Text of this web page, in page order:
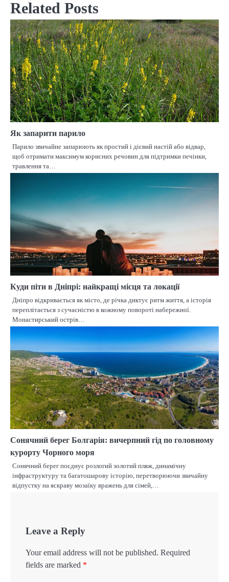
Related Posts
Як запарити парило
Парило звичайне запарюють як простий і дієвий настій або відвар,
щоб отримати максимум корисних речовин для підтримки печінки,
травлення та…
Куди піти в Дніпрі: найкращі місця та локації
Дніпро відкривається як місто, де річка диктує ритм життя, а історія
переплітається з сучасністю в кожному повороті набережної.
Монастирський острів…
Сонячний берег Болгарія: вичерпний гід по головному
курорту Чорного моря
Сонячний берег поєднує розлогий золотий пляж, динамічну
інфраструктуру та багатошарову історію, перетворюючи звичайну
відпустку на яскраву мозаїку вражень для сімей,…
Leave a Reply
Your email address will not be published. Required
fields are marked *